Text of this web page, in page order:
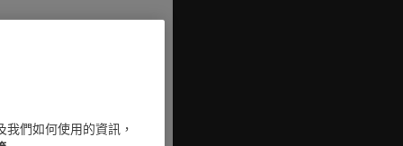
們如何使用的資訊，